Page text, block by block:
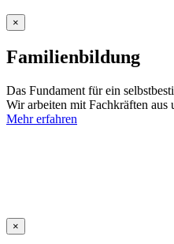
×
Familienbildung
Das Fundament für ein
Wir arbeiten mit Fachkräften aus
Mehr erfahren
×